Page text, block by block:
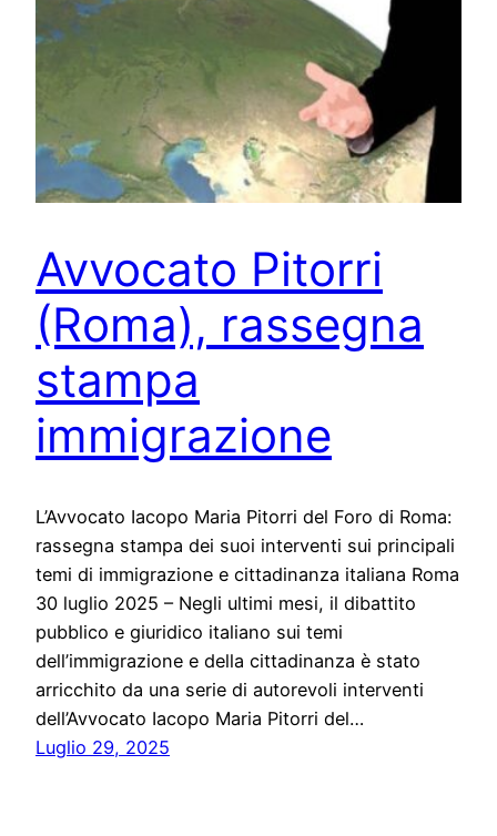
Avvocato Pitorri
(Roma), rassegna
stampa
immigrazione
L’Avvocato Iacopo Maria Pitorri del Foro di Roma:
rassegna stampa dei suoi interventi sui principali
temi di immigrazione e cittadinanza italiana Roma
30 luglio 2025 – Negli ultimi mesi, il dibattito
pubblico e giuridico italiano sui temi
dell’immigrazione e della cittadinanza è stato
arricchito da una serie di autorevoli interventi
dell’Avvocato Iacopo Maria Pitorri del…
Luglio 29, 2025